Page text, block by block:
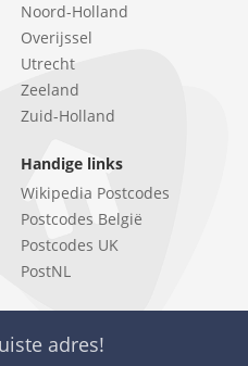
Noord-Holland
Overijssel
Utrecht
Zeeland
Zuid-Holland
Handige links
Wikipedia Postcodes
Postcodes België
Postcodes UK
PostNL
adres!